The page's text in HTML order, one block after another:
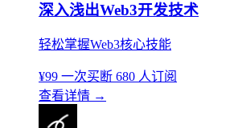
深入浅出Web3开发技术
轻松掌握Web3核心技能
¥99 一次买断 680 人订阅
查看详情 →